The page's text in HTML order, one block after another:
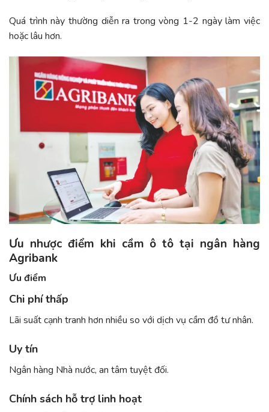
Quá trình này thường diễn ra trong vòng 1-2 ngày làm việc
hoặc lâu hơn.
Ưu nhược điểm khi cầm ô tô tại ngân hàng
Agribank
Ưu điểm
Chi phí thấp
Lãi suất cạnh tranh hơn nhiều so với dịch vụ cầm đồ tư nhân.
Uy tín
Ngân hàng Nhà nước, an tâm tuyệt đối.
Chính sách hỗ trợ linh hoạt